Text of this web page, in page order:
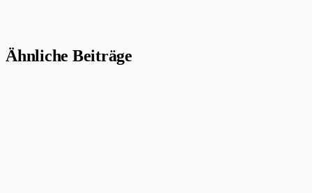
Ähnliche Beiträge